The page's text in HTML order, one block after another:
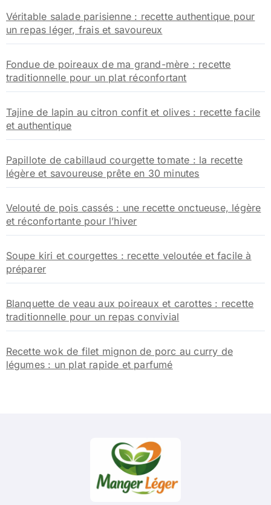
Véritable salade parisienne : recette authentique pour
un repas léger, frais et savoureux
Fondue de poireaux de ma grand-mère : recette
traditionnelle pour un plat réconfortant
Tajine de lapin au citron confit et olives : recette facile
et authentique
Papillote de cabillaud courgette tomate : la recette
légère et savoureuse prête en 30 minutes
Velouté de pois cassés : une recette onctueuse, légère
et réconfortante pour l’hiver
Soupe kiri et courgettes : recette veloutée et facile à
préparer
Blanquette de veau aux poireaux et carottes : recette
traditionnelle pour un repas convivial
Recette wok de filet mignon de porc au curry de
légumes : un plat rapide et parfumé